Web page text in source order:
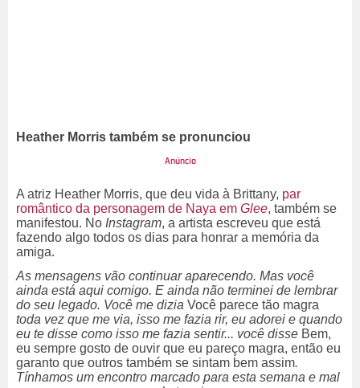
Heather Morris também se pronunciou
A atriz Heather Morris, que deu vida à Brittany, par
romântico da personagem de Naya em Glee, também se
manifestou. No Instagram, a artista escreveu que está
fazendo algo todos os dias para honrar a memória da
amiga.
As mensagens vão continuar aparecendo. Mas você
ainda está aqui comigo. E ainda não terminei de lembrar
do seu legado. Você me dizia Você parece tão magra
toda vez que me via, isso me fazia rir, eu adorei e quando
eu te disse como isso me fazia sentir... você disse Bem,
eu sempre gosto de ouvir que eu pareço magra, então eu
garanto que outros também se sintam bem assim.
Tínhamos um encontro marcado para esta semana e mal